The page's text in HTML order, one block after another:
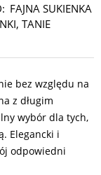
FAJNA SUKIENKA
, TANIE
bez względu na
z długim
wybór dla tych,
Elegancki i
odpowiedni